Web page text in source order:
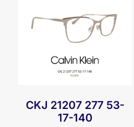
CKJ 21207 277 53-
17-140